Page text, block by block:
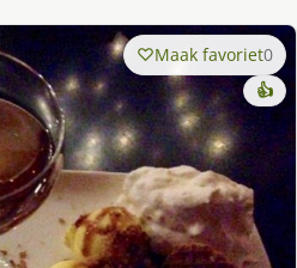
Maak favoriet0
👍